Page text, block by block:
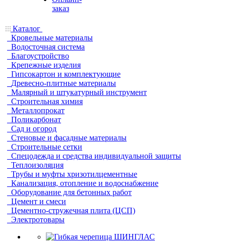
заказ
Каталог
Кровельные материалы
Водосточная система
Благоустройство
Крепежные изделия
Гипсокартон и комплектующие
Древесно-плитные материалы
Малярный и штукатурный инструмент
Строительная химия
Металлопрокат
Поликарбонат
Сад и огород
Стеновые и фасадные материалы
Строительные сетки
Спецодежда и средства индивидуальной защиты
Теплоизоляция
Трубы и муфты хризотилцементные
Канализация, отопление и водоснабжение
Оборудование для бетонных работ
Цемент и смеси
Цементно-стружечная плита (ЦСП)
Электротовары